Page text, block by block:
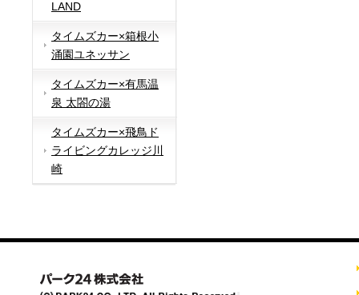
LAND
タイムズカー×箱根小
涌園ユネッサン
タイムズカー×有馬温
泉 太閤の湯
タイムズカー×飛鳥ド
ライビングカレッジ川
崎